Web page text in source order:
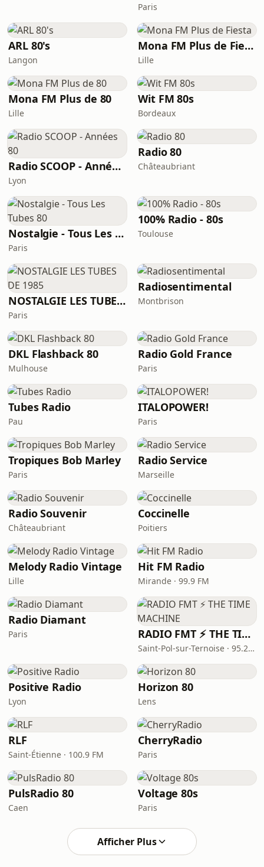
Paris
ARL 80's
Langon
Mona FM Plus de Fiesta
Lille
Mona FM Plus de 80
Lille
Wit FM 80s
Bordeaux
Radio SCOOP - Années 80
Lyon
Radio 80
Châteaubriant
Nostalgie - Tous Les Tubes 80
Paris
100% Radio - 80s
Toulouse
NOSTALGIE LES TUBES DE 1985
Paris
Radiosentimental
Montbrison
DKL Flashback 80
Mulhouse
Radio Gold France
Paris
Tubes Radio
Pau
ITALOPOWER!
Paris
Tropiques Bob Marley
Paris
Radio Service
Marseille
Radio Souvenir
Châteaubriant
Coccinelle
Poitiers
Melody Radio Vintage
Lille
Hit FM Radio
Mirande · 99.9 FM
Radio Diamant
Paris RADIO FMT ⚡ THE TIME MACHINE
Saint-Pol-sur-Ternoise · 95.2 FM
Positive Radio
Lyon
Horizon 80
Lens
RLF
Saint-Étienne · 100.9 FM
CherryRadio
Paris
PulsRadio 80
Caen
Voltage 80s
Paris
Afficher Plus